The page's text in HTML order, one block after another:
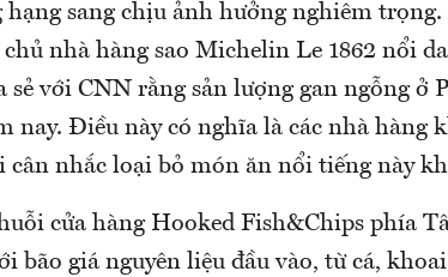
hạng sang chịu ảnh hưởng nghiêm
chủ nhà hàng sao Michelin Le 1862 nổi
sẻ với CNN rằng sản lượng gan ngỗng ở
nay. Điều này có nghĩa là các nhà hàng
cân nhắc loại bỏ món ăn nổi tiếng này
cửa hàng Hooked Fish&Chips phía
bão giá nguyên liệu đầu vào, từ cá,